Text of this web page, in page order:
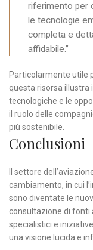
riferimento per
le tecnologie
completa e
affidabile.”
Particolarmente utile
questa risorsa illustra
tecnologiche e le
il ruolo delle
più sostenibile.
Conclusioni
Il settore
cambiamento, in cui
sono diventate le
consultazione di fonti
specialistici e
una visione lucida e